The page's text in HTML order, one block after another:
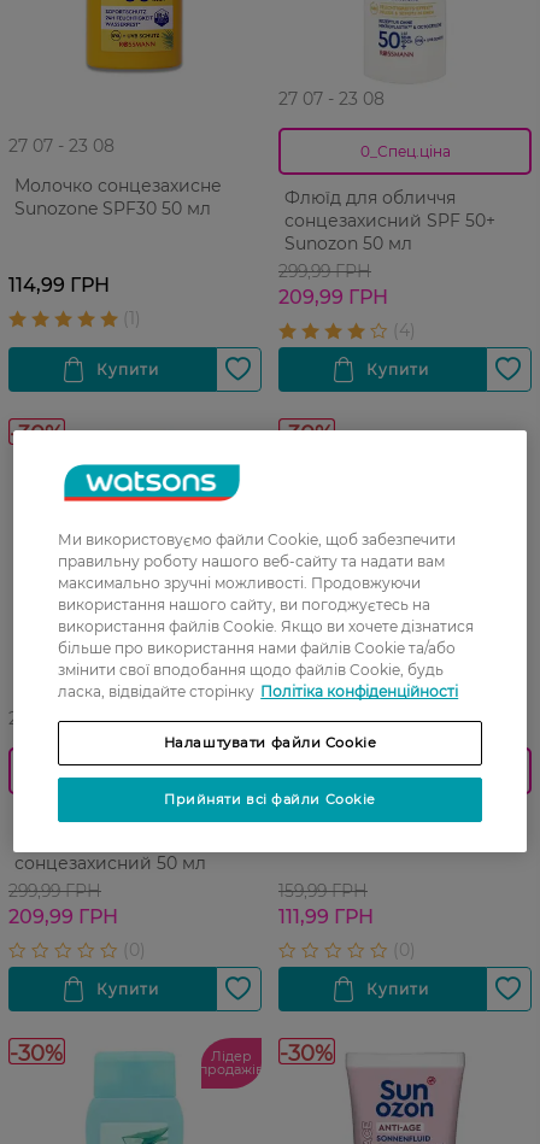
27 07 - 23 08
Молочко сонцезахисне
Sunozone SPF30 50 мл
114,99 ГРН
27 07 - 23 08
0_Спец.ціна
Флюїд для обличчя
сонцезахисний SPF 50+
Sunozon 50 мл
299,99 ГРН
209,99 ГРН
-30%
27 07 - 23 08
0_Спец.ціна
Флюїд для обличчя Sunozon
сонцезахисний 50 мл
299,99 ГРН
209,99 ГРН
-30%
27 07 - 23 08
0_Спец.ціна
Лосьйон після засмаги Sun
159,99 ГРН
111,99 ГРН
-30% Лідер
продажів
-30%
Ми використовуємо файли Cookie, щоб забезпечити
правильну роботу нашого веб-сайту та надати вам
максимально зручні можливості. Продовжуючи
використання нашого сайту, ви погоджуєтесь на
використання файлів Cookie. Якщо ви хочете дізнатися
більше про використання нами файлів Cookie та/або
змінити свої вподобання щодо файлів Cookie, будь
ласка, відвідайте сторінку Політіка конфіденційності
Налаштувати файли Cookie
Прийняти всі файли Cookie